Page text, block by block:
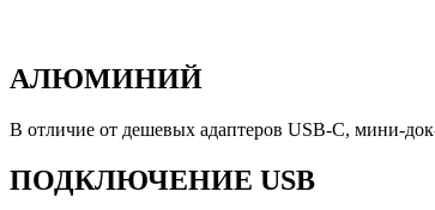
АЛЮМИНИЙ
В отличие от дешевых адаптеров USB-C, мини-
ПОДКЛЮЧЕНИЕ USB